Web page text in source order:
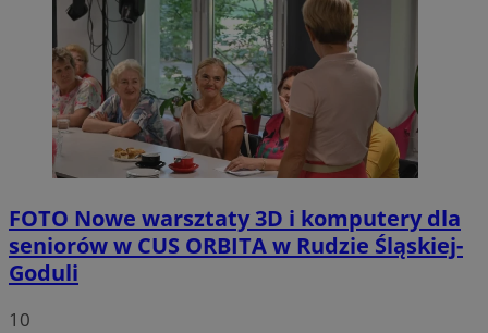
FOTO Nowe warsztaty 3D i komputery dla
seniorów w CUS ORBITA w Rudzie Śląskiej-
Goduli
10